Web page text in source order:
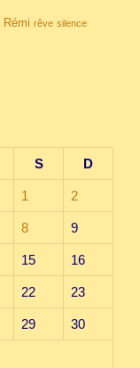
Rémi rêve silence
S D
1 2
8 9
15 16
22 23
29 30